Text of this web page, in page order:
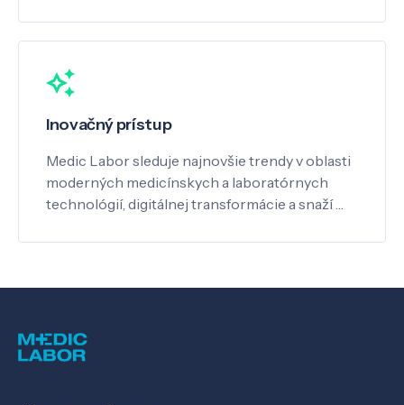
Inovačný prístup
Medic Labor sleduje najnovšie trendy v oblasti
moderných medicínskych a laboratórnych
technológií, digitálnej transformácie a snaží …